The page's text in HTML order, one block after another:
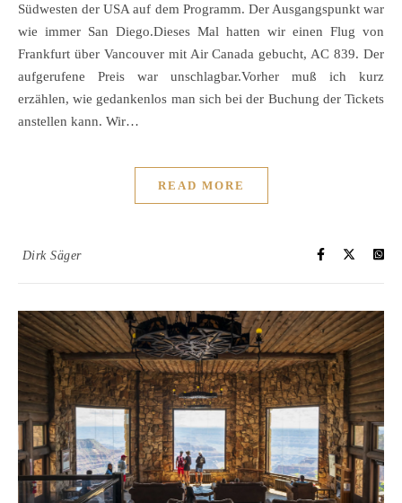
Südwesten der USA auf dem Programm. Der Ausgangspunkt war
wie immer San Diego.Dieses Mal hatten wir einen Flug von
Frankfurt über Vancouver mit Air Canada gebucht, AC 839. Der
aufgerufene Preis war unschlagbar.Vorher muß ich kurz
erzählen, wie gedankenlos man sich bei der Buchung der Tickets
anstellen kann. Wir…
READ MORE
Dirk Säger